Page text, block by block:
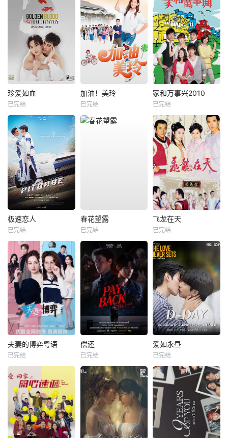
珍爱如血
已完结
加油！美玲
已完结
家和万事兴2010
已完结
极速恋人
已完结
春花望露
已完结
飞龙在天
已完结
夫妻的博弈粤语
已完结
偿还
已完结
爱如永昼
已完结